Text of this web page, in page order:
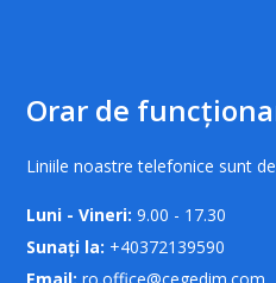
Orar de
Liniile noastre telefonice sunt
Luni - Vineri: 9.00 - 17.30
Sunați la: +40372139590